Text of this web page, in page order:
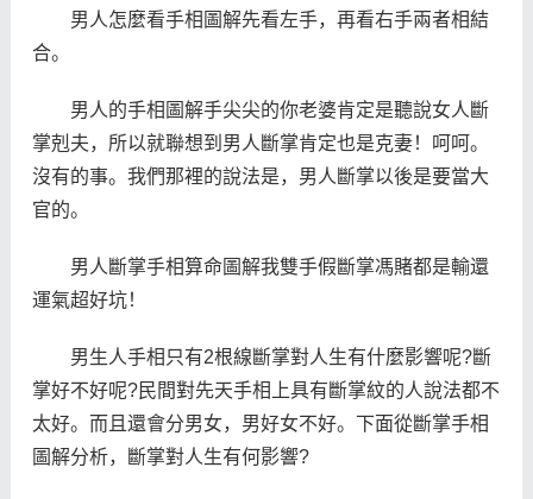
男人怎麼看手相圖解先看左手，再看右手兩者相結
合。
男人的手相圖解手尖尖的你老婆肯定是聽說女人斷
掌剋夫，所以就聯想到男人斷掌肯定也是克妻！呵呵。
沒有的事。我們那裡的說法是，男人斷掌以後是要當大
官的。
男人斷掌手相算命圖解我雙手假斷掌馮賭都是輸還
運氣超好坑！
男生人手相只有2根線斷掌對人生有什麼影響呢?斷
掌好不好呢?民間對先天手相上具有斷掌紋的人說法都不
太好。而且還會分男女，男好女不好。下面從斷掌手相
圖解分析，斷掌對人生有何影響?